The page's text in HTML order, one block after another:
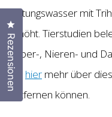
Leitungswasser mit
erhöht. Tierstudien
Leber-, Nieren- und
Sie hier mehr über
entfernen können.
Rezensionen
Klicken Sie, um den